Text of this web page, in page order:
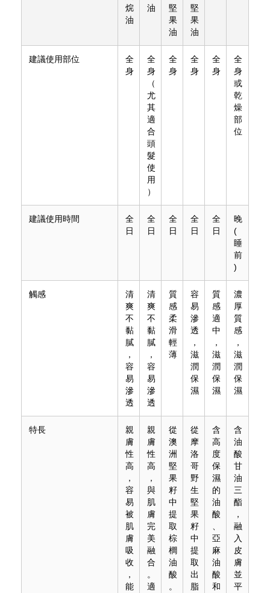
烷
油
油
堅
果
油
堅
果
油
建議使用部位
全
身
全
身
（
尤
其
適
合
頭
髮
使
用
）
全
身
全
身
全
身
全
身
或
乾
燥
部
位
建議使用時間
全
日
全
日
全
日
全
日
全
日
晚
(
睡
前
)
觸感
清
爽
不
黏
膩
，
容
易
滲
透
清
爽
不
黏
膩
，
容
易
滲
透
質
感
柔
滑
輕
薄
容
易
滲
透
，
滋
潤
保
濕
質
感
適
中
，
滋
潤
保
濕
濃
厚
質
感
，
滋
潤
保
濕
特長
親
膚
性
高
，
容
易
被
肌
膚
吸
收
，
能
親
膚
性
高
，
與
肌
膚
完
美
融
合
。
適
從
澳
洲
堅
果
籽
中
提
取
棕
櫚
油
酸
。
從
摩
洛
哥
野
生
堅
果
籽
中
提
取
出
脂
含
高
度
保
濕
的
油
酸
亞
麻
油
酸
和
含
油
酸
甘
油
三
酯
，
融
入
皮
膚
並
平